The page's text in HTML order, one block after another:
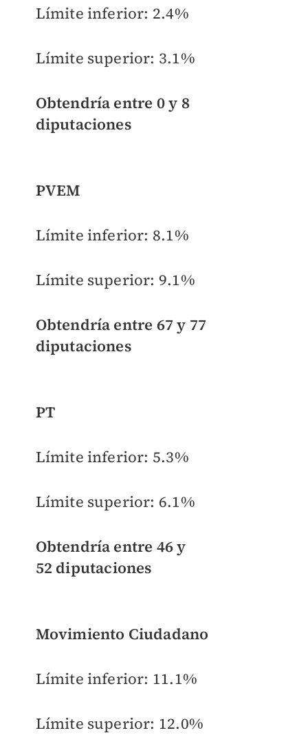
Límite inferior: 2.4%
Límite superior: 3.1%
Obtendría entre 0 y 8
diputaciones
PVEM
Límite inferior: 8.1%
Límite superior: 9.1%
Obtendría entre 67 y 77
diputaciones
PT
Límite inferior: 5.3%
Límite superior: 6.1%
Obtendría entre 46 y
52 diputaciones
Movimiento Ciudadano
Límite inferior: 11.1%
Límite superior: 12.0%